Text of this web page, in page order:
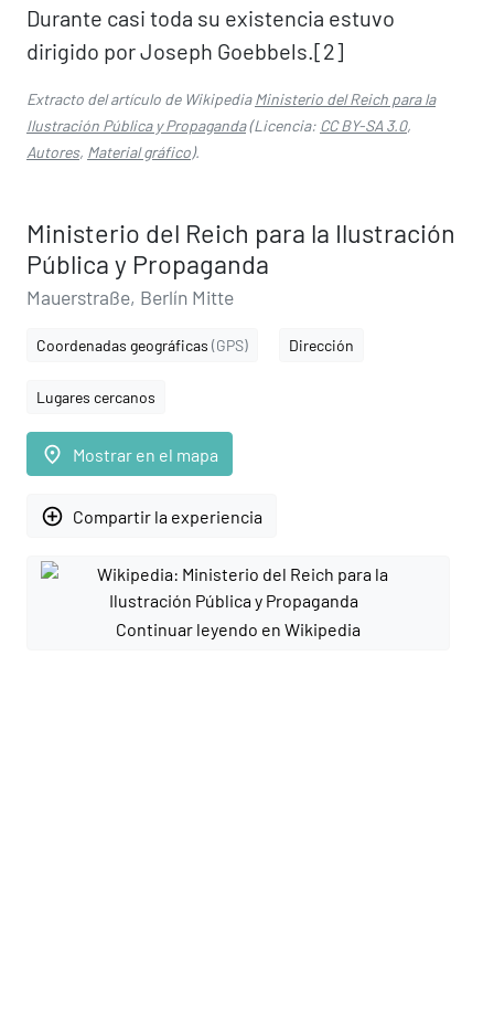
Durante casi toda su existencia estuvo
dirigido por Joseph Goebbels.[2]​
Extracto del artículo de WikipediaMinisterio del Reich para la
Ilustración Pública y Propaganda(Licencia: CC BY-SA 3.0,
Autores, Material gráfico).
Ministerio del Reich para la Ilustración
Pública y Propaganda
Mauerstraße, Berlín Mitte
Coordenadas geográficas (GPS) Dirección
Lugares cercanos
place Mostrar en el mapa
add_circle_outline Compartir la experiencia
Continuar leyendo en Wikipedia